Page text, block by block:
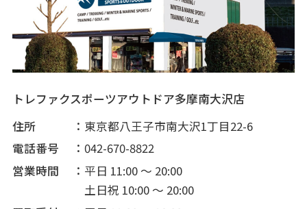
トレファクスポーツアウトドア多摩南大沢店
住所
東京都八王子市南大沢1丁目22-6
電話番号
042-670-8822
営業時間
平日 11:00 ～ 20:00
土日祝 10:00 ～ 20:00